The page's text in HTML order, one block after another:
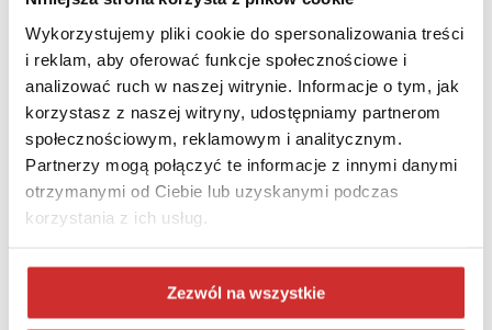
Wykorzystujemy pliki cookie do spersonalizowania treści
i reklam, aby oferować funkcje społecznościowe i
analizować ruch w naszej witrynie. Informacje o tym, jak
korzystasz z naszej witryny, udostępniamy partnerom
społecznościowym, reklamowym i analitycznym.
Partnerzy mogą połączyć te informacje z innymi danymi
otrzymanymi od Ciebie lub uzyskanymi podczas
korzystania z ich usług.
Zezwól na wszystkie